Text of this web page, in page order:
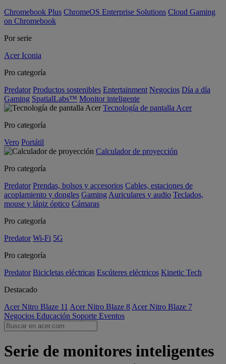
Chromebook Plus ChromeOS Enterprise Solutions Cloud Gaming
on Chromebook
Por serie
Acer Iconia
Pro categoría
Predator Productos sostenibles Entertainment Negocios Día a día
Gaming SpatialLabs™ Monitor inteligente
Tecnología de pantalla Acer
Pro categoría
Vero Portátil
Calculador de proyección
Pro categoría
Predator Prendas, bolsos y accesorios Cables, estaciones de
acoplamiento y dongles Gaming Auriculares y audio Teclados,
mouse y lápiz óptico Cámaras
Pro categoría
Predator Wi-Fi 5G
Pro categoría
Predator Bicicletas eléctricas Escúteres eléctricos Kinetic Tech
Destacado
Acer Nitro Blaze 11 Acer Nitro Blaze 8 Acer Nitro Blaze 7
Negocios Educación Soporte Eventos
Serie de monitores inteligentes